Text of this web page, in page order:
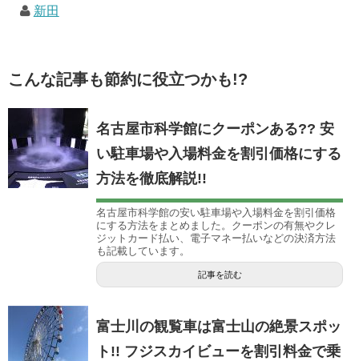
新田
こんな記事も節約に役立つかも!?
名古屋市科学館にクーポンある?? 安
い駐車場や入場料金を割引価格にする
方法を徹底解説!!
名古屋市科学館の安い駐車場や入場料金を割引価格
にする方法をまとめました。クーポンの有無やクレ
ジットカード払い、電子マネー払いなどの決済方法
も記載しています。
記事を読む
富士川の観覧車は富士山の絶景スポッ
ト!! フジスカイビューを割引料金で乗